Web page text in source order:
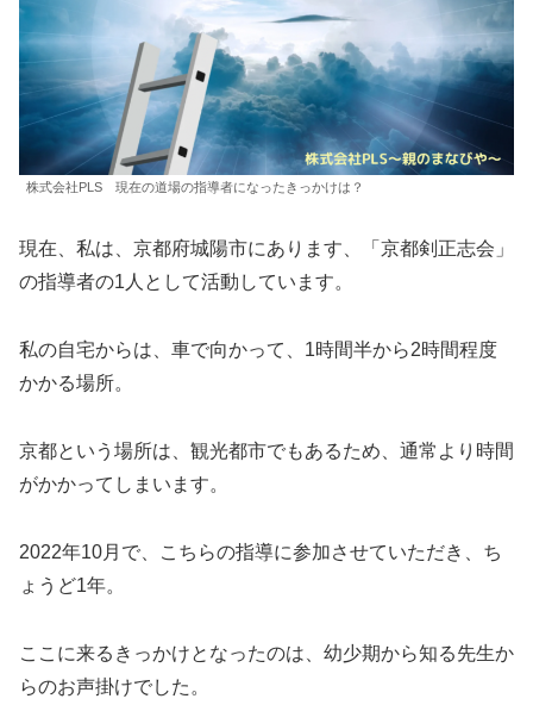
株式会社PLS 現在の道場の指導者になったきっかけは？
現在、私は、京都府城陽市にあります、「京都剣正志会」
の指導者の1人として活動しています。
私の自宅からは、車で向かって、1時間半から2時間程度
かかる場所。
京都という場所は、観光都市でもあるため、通常より時間
がかかってしまいます。
2022年10月で、こちらの指導に参加させていただき、ち
ょうど1年。
ここに来るきっかけとなったのは、幼少期から知る先生か
らのお声掛けでした。